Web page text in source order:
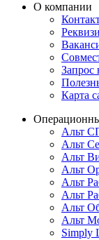
О компании
Запрос
Карта
Альт
Альт
Альт
Альт
Альт
Альт
Альт
Альт
Simply